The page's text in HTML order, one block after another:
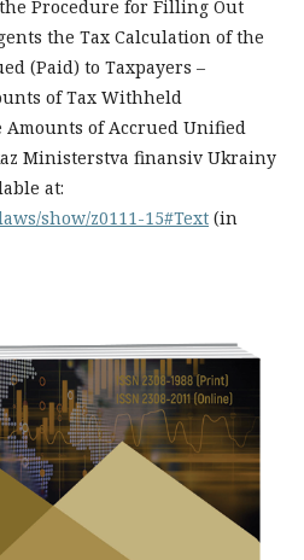
Procedure for Filling Out
the Tax Calculation of the
(Paid) to Taxpayers –
of Tax Withheld
of Accrued Unified
Ministerstva finansiv Ukrainy
at:
show/z0111-15#Text (in